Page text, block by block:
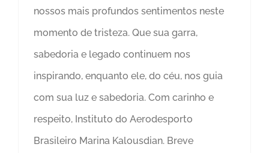
nossos mais profundos sentimentos neste
momento de tristeza. Que sua garra,
sabedoria e legado continuem nos
inspirando, enquanto ele, do céu, nos guia
com sua luz e sabedoria. Com carinho e
respeito, Instituto do Aerodesporto
Brasileiro Marina Kalousdian. Breve